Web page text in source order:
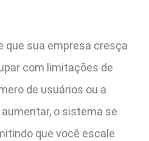
que sua empresa cresça
com limitações de
de usuários ou a
o sistema se
que você escale